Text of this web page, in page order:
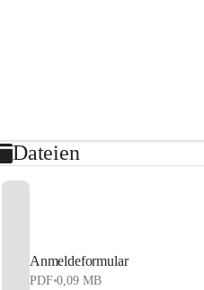
Dateien
Anmeldeformular
PDF•0,09 MB